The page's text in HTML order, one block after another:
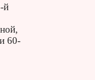
й
60-